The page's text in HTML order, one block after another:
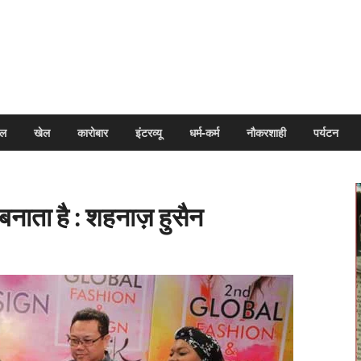
खेल कारोबार इंटरव्यू धर्म-कर्म नौकरशाही पर्यटन
है : शहनाज़ हुसैन